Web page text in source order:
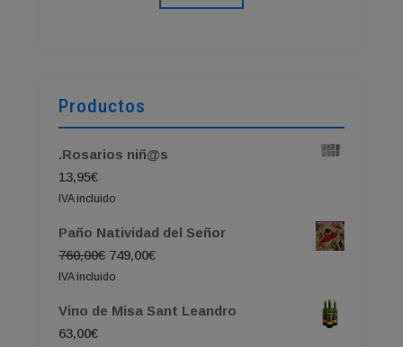
Productos
.Rosarios niñ@s
13,95€
IVA incluido
Paño Natividad del Señor
760,00€ El
precio
749,00€El
IVA incluido
Vino de Misa Sant Leandro
63,00€